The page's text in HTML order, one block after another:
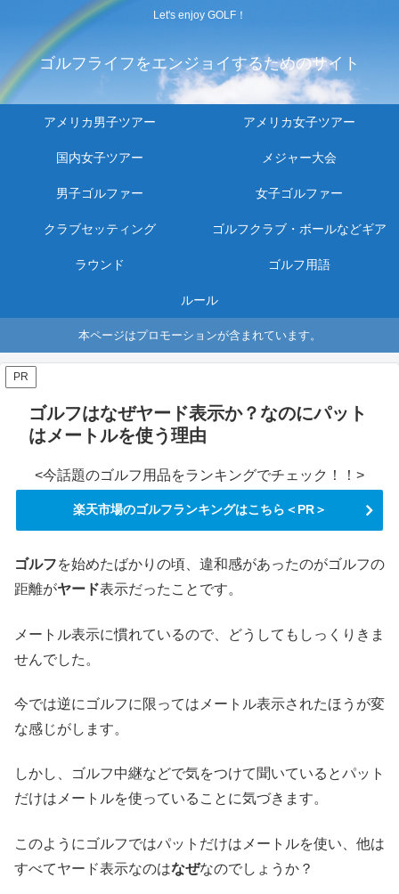
Let's enjoy GOLF！
ゴルフライフをエンジョイするためのサイト
アメリカ男子ツアー アメリカ女子ツアー
国内女子ツアー メジャー大会
男子ゴルファー 女子ゴルファー
クラブセッティング ゴルフクラブ・ボールなどギア
ラウンド ゴルフ用語
ルール
本ページはプロモーションが含まれています。
PR
ゴルフはなぜヤード表示か？なのにパット
はメートルを使う理由
<今話題のゴルフ用品をランキングでチェック！！>
楽天市場のゴルフランキングはこちら＜PR＞
ゴルフを始めたばかりの頃、違和感があったのがゴルフの
距離がヤード表示だったことです。
メートル表示に慣れているので、どうしてもしっくりきま
せんでした。
今では逆にゴルフに限ってはメートル表示されたほうが変
な感じがします。
しかし、ゴルフ中継などで気をつけて聞いているとパット
だけはメートルを使っていることに気づきます。
このようにゴルフではパットだけはメートルを使い、他は
すべてヤード表示なのはなぜなのでしょうか？